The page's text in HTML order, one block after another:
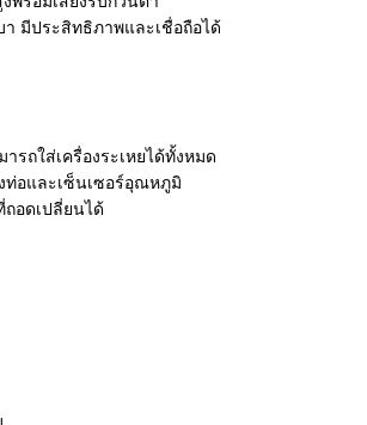
น 2. หอหล่อเย็น, ปั้มน้ำหล่อเย็น 3. สวิตช์เท้าสำ